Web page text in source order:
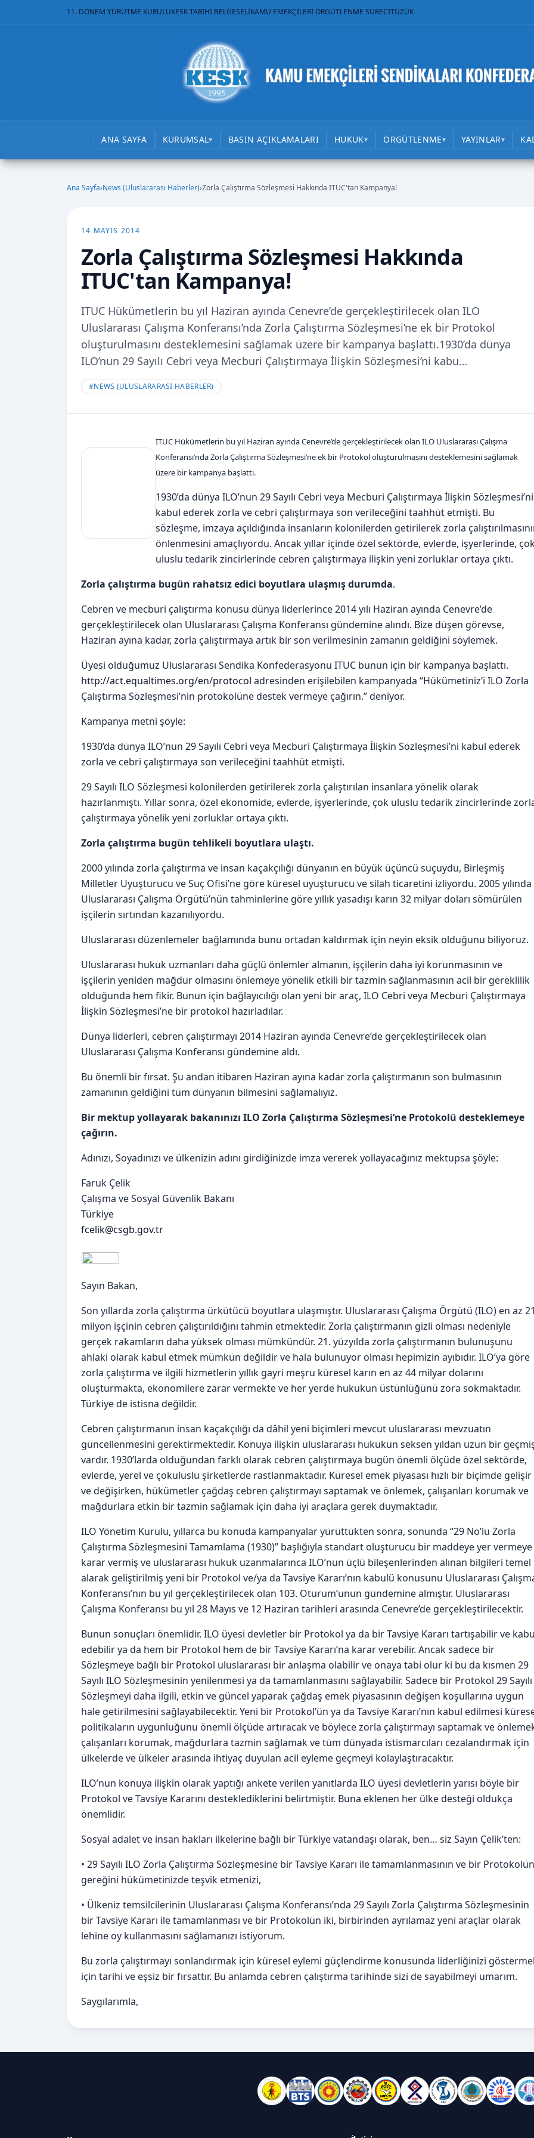
11. DÖNEM YÜRÜTME KURULUKESK TARİHİ BELGESELİKAMU EMEKÇİLERİ ÖRGÜTLENME SÜRECİTÜZÜK
ANA SAYFA KURUMSAL▾ BASIN AÇIKLAMALARI HUKUK▾ ÖRGÜTLENME▾ YAYINLAR▾
Ana Sayfa›News (Uluslararası Haberler)›Zorla Çalıştırma Sözleşmesi Hakkında ITUC'tan Kampanya!
14 MAYIS 2014
Zorla Çalıştırma Sözleşmesi Hakkında
ITUC'tan Kampanya!
ITUC Hükümetlerin bu yıl Haziran ayında Cenevre’de gerçekleştirilecek olan ILO
Uluslararası Çalışma Konferansı’nda Zorla Çalıştırma Sözleşmesi’ne ek bir Protokol
oluşturulmasını desteklemesini sağlamak üzere bir kampanya başlattı.1930’da dünya
ILO’nun 29 Sayılı Cebri veya Mecburi Çalıştırmaya İlişkin Sözleşmesi’ni kabu…
#NEWS (ULUSLARARASI HABERLER)
ITUC Hükümetlerin bu yıl Haziran ayında Cenevre’de gerçekleştirilecek olan ILO Uluslararası Çalışma
Konferansı’nda Zorla Çalıştırma Sözleşmesi’ne ek bir Protokol oluşturulmasını desteklemesini sağlamak
üzere bir kampanya başlattı.
1930’da dünya ILO’nun 29 Sayılı Cebri veya Mecburi Çalıştırmaya İlişkin Sözleşmesi’ni
kabul ederek zorla ve cebri çalıştırmaya son verileceğini taahhüt etmişti. Bu
sözleşme, imzaya açıldığında insanların kolonilerden getirilerek zorla
önlenmesini amaçlıyordu. Ancak yıllar içinde özel sektörde, evlerde, işyerlerinde,
uluslu tedarik zincirlerinde cebren çalıştırmaya ilişkin yeni zorluklar ortaya çıktı.
Zorla çalıştırma bugün rahatsız edici boyutlara ulaşmış durumda.
Cebren ve mecburi çalıştırma konusu dünya liderlerince 2014 yılı Haziran ayında Cenevre’de
gerçekleştirilecek olan Uluslararası Çalışma Konferansı gündemine alındı. Bize düşen görevse,
Haziran ayına kadar, zorla çalıştırmaya artık bir son verilmesinin zamanın geldiğini söylemek.
Üyesi olduğumuz Uluslararası Sendika Konfederasyonu ITUC bunun için bir kampanya başlattı.
http://act.equaltimes.org/en/protocol adresinden erişilebilen kampanyada “Hükümetiniz’i ILO Zorla
Çalıştırma Sözleşmesi’nin protokolüne destek vermeye çağırın.” deniyor.
Kampanya metni şöyle:
1930’da dünya ILO’nun 29 Sayılı Cebri veya Mecburi Çalıştırmaya İlişkin Sözleşmesi’ni kabul ederek
zorla ve cebri çalıştırmaya son verileceğini taahhüt etmişti.
29 Sayılı ILO Sözleşmesi kolonilerden getirilerek zorla çalıştırılan insanlara yönelik olarak
hazırlanmıştı. Yıllar sonra, özel ekonomide, evlerde, işyerlerinde, çok uluslu tedarik zincirlerinde
çalıştırmaya yönelik yeni zorluklar ortaya çıktı.
Zorla çalıştırma bugün tehlikeli boyutlara ulaştı.
2000 yılında zorla çalıştırma ve insan kaçakçılığı dünyanın en büyük üçüncü suçuydu, Birleşmiş
Milletler Uyuşturucu ve Suç Ofisi’ne göre küresel uyuşturucu ve silah ticaretini izliyordu. 2005 yılında
Uluslararası Çalışma Örgütü’nün tahminlerine göre yıllık yasadışı karın 32 milyar doları sömürülen
işçilerin sırtından kazanılıyordu.
Uluslararası düzenlemeler bağlamında bunu ortadan kaldırmak için neyin eksik olduğunu biliyoruz.
Uluslararası hukuk uzmanları daha güçlü önlemler almanın, işçilerin daha iyi korunmasının ve
işçilerin yeniden mağdur olmasını önlemeye yönelik etkili bir tazmin sağlanmasının acil bir gereklilik
olduğunda hem fikir. Bunun için bağlayıcılığı olan yeni bir araç, ILO Cebri veya Mecburi Çalıştırmaya
İlişkin Sözleşmesi’ne bir protokol hazırladılar.
Dünya liderleri, cebren çalıştırmayı 2014 Haziran ayında Cenevre’de gerçekleştirilecek olan
Uluslararası Çalışma Konferansı gündemine aldı.
Bu önemli bir fırsat. Şu andan itibaren Haziran ayına kadar zorla çalıştırmanın son bulmasının
zamanının geldiğini tüm dünyanın bilmesini sağlamalıyız.
Bir mektup yollayarak bakanınızı ILO Zorla Çalıştırma Sözleşmesi’ne Protokolü desteklemeye
çağırın.
Adınızı, Soyadınızı ve ülkenizin adını girdiğinizde imza vererek yollayacağınız mektupsa şöyle:
Faruk Çelik
Çalışma ve Sosyal Güvenlik Bakanı
Türkiye
fcelik@csgb.gov.tr
Sayın Bakan,
Son yıllarda zorla çalıştırma ürkütücü boyutlara ulaşmıştır. Uluslararası Çalışma Örgütü (ILO) en az
milyon işçinin cebren çalıştırıldığını tahmin etmektedir. Zorla çalıştırmanın gizli olması nedeniyle
gerçek rakamların daha yüksek olması mümkündür. 21. yüzyılda zorla çalıştırmanın bulunuşunu
ahlaki olarak kabul etmek mümkün değildir ve hala bulunuyor olması hepimizin ayıbıdır. ILO’ya göre
zorla çalıştırma ve ilgili hizmetlerin yıllık gayri meşru küresel karın en az 44 milyar dolarını
oluşturmakta, ekonomilere zarar vermekte ve her yerde hukukun üstünlüğünü zora sokmaktadır.
Türkiye de istisna değildir.
Cebren çalıştırmanın insan kaçakçılığı da dâhil yeni biçimleri mevcut uluslararası mevzuatın
güncellenmesini gerektirmektedir. Konuya ilişkin uluslararası hukukun seksen yıldan uzun bir
vardır. 1930’larda olduğundan farklı olarak cebren çalıştırmaya bugün önemli ölçüde özel sektörde,
evlerde, yerel ve çokuluslu şirketlerde rastlanmaktadır. Küresel emek piyasası hızlı bir biçimde gelişir
ve değişirken, hükümetler çağdaş cebren çalıştırmayı saptamak ve önlemek, çalışanları korumak ve
mağdurlara etkin bir tazmin sağlamak için daha iyi araçlara gerek duymaktadır.
ILO Yönetim Kurulu, yıllarca bu konuda kampanyalar yürüttükten sonra, sonunda “29 No’lu Zorla
Çalıştırma Sözleşmesini Tamamlama (1930)” başlığıyla standart oluşturucu bir maddeye yer vermeye
karar vermiş ve uluslararası hukuk uzanmalarınca ILO’nun üçlü bileşenlerinden alınan bilgileri temel
alarak geliştirilmiş yeni bir Protokol ve/ya da Tavsiye Kararı’nın kabulü konusunu Uluslararası
Konferansı’nın bu yıl gerçekleştirilecek olan 103. Oturum’unun gündemine almıştır. Uluslararası
Çalışma Konferansı bu yıl 28 Mayıs ve 12 Haziran tarihleri arasında Cenevre’de gerçekleştirilecektir.
Bunun sonuçları önemlidir. ILO üyesi devletler bir Protokol ya da bir Tavsiye Kararı tartışabilir ve
edebilir ya da hem bir Protokol hem de bir Tavsiye Kararı’na karar verebilir. Ancak sadece bir
Sözleşmeye bağlı bir Protokol uluslararası bir anlaşma olabilir ve onaya tabi olur ki bu da kısmen 29
Sayılı ILO Sözleşmesinin yenilenmesi ya da tamamlanmasını sağlayabilir. Sadece bir Protokol 29 Sayılı
Sözleşmeyi daha ilgili, etkin ve güncel yaparak çağdaş emek piyasasının değişen koşullarına uygun
hale getirilmesini sağlayabilecektir. Yeni bir Protokol’ün ya da Tavsiye Kararı’nın kabul edilmesi
politikaların uygunluğunu önemli ölçüde artıracak ve böylece zorla çalıştırmayı saptamak ve
çalışanları korumak, mağdurlara tazmin sağlamak ve tüm dünyada istismarcıları cezalandırmak için
ülkelerde ve ülkeler arasında ihtiyaç duyulan acil eyleme geçmeyi kolaylaştıracaktır.
ILO’nun konuya ilişkin olarak yaptığı ankete verilen yanıtlarda ILO üyesi devletlerin yarısı böyle bir
Protokol ve Tavsiye Kararını desteklediklerini belirtmiştir. Buna eklenen her ülke desteği oldukça
önemlidir.
Sosyal adalet ve insan hakları ilkelerine bağlı bir Türkiye vatandaşı olarak, ben… siz Sayın Çelik’ten:
• 29 Sayılı ILO Zorla Çalıştırma Sözleşmesine bir Tavsiye Kararı ile tamamlanmasının ve bir Protokolün
gereğini hükümetinizde teşvik etmenizi,
• Ülkeniz temsilcilerinin Uluslararası Çalışma Konferansı’nda 29 Sayılı Zorla Çalıştırma Sözleşmesinin
bir Tavsiye Kararı ile tamamlanması ve bir Protokolün iki, birbirinden ayrılamaz yeni araçlar olarak
lehine oy kullanmasını sağlamanızı istiyorum.
Bu zorla çalıştırmayı sonlandırmak için küresel eylemi güçlendirme konusunda liderliğinizi
için tarihi ve eşsiz bir fırsattır. Bu anlamda cebren çalıştırma tarihinde sizi de sayabilmeyi umarım.
Saygılarımla,